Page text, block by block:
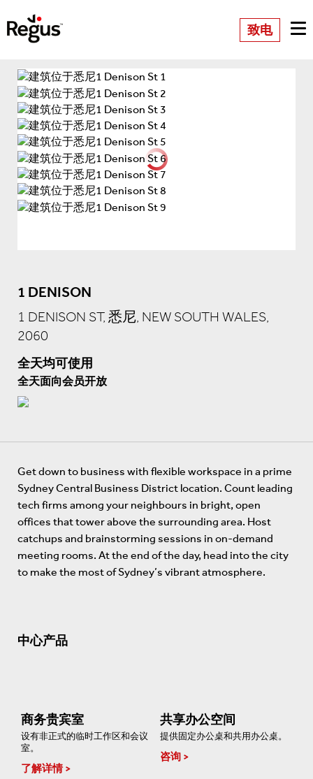
致电
1 DENISON
1 DENISON ST, 悉尼, NEW SOUTH WALES,
2060
全天均可使用
全天面向会员开放
Get down to business with flexible workspace in a prime
Sydney Central Business District location. Count leading
tech firms among your neighbours in bright, open
offices that tower above the surrounding area. Host
catchups and brainstorming sessions in on-demand
meeting rooms. At the end of the day, head into the city
to make the most of Sydney’s vibrant atmosphere.
中心产品
商务贵宾室
设有非正式的临时工作区和会议
室。
了解详情
共享办公空间
提供固定办公桌和共用办公桌。
咨询